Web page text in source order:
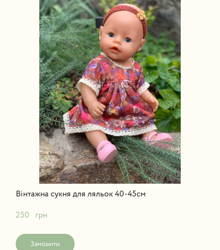
Вінтажна сукня для ляльок 40-45см
250   грн
Замовити